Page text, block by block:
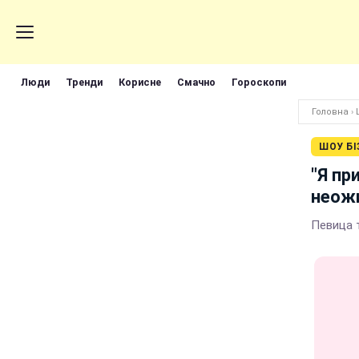
Люди Тренди Корисне Смачно Гороскопи
Головна ›
ШОУ
"Я
Певица